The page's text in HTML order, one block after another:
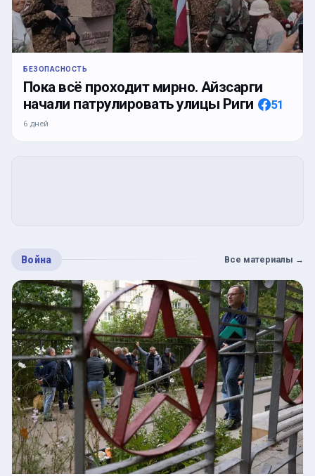
БЕЗОПАСНОСТЬ
Пока всё проходит мирно. Айзсарги
начали патрулировать улицы Риги
51
6 дней
Война Все материалы →